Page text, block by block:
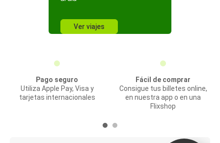
Ver viajes
Pago seguro
Utiliza Apple Pay, Visa y
tarjetas internacionales
Fácil de comprar
Consigue tus billetes online,
en nuestra app o en una
Flixshop